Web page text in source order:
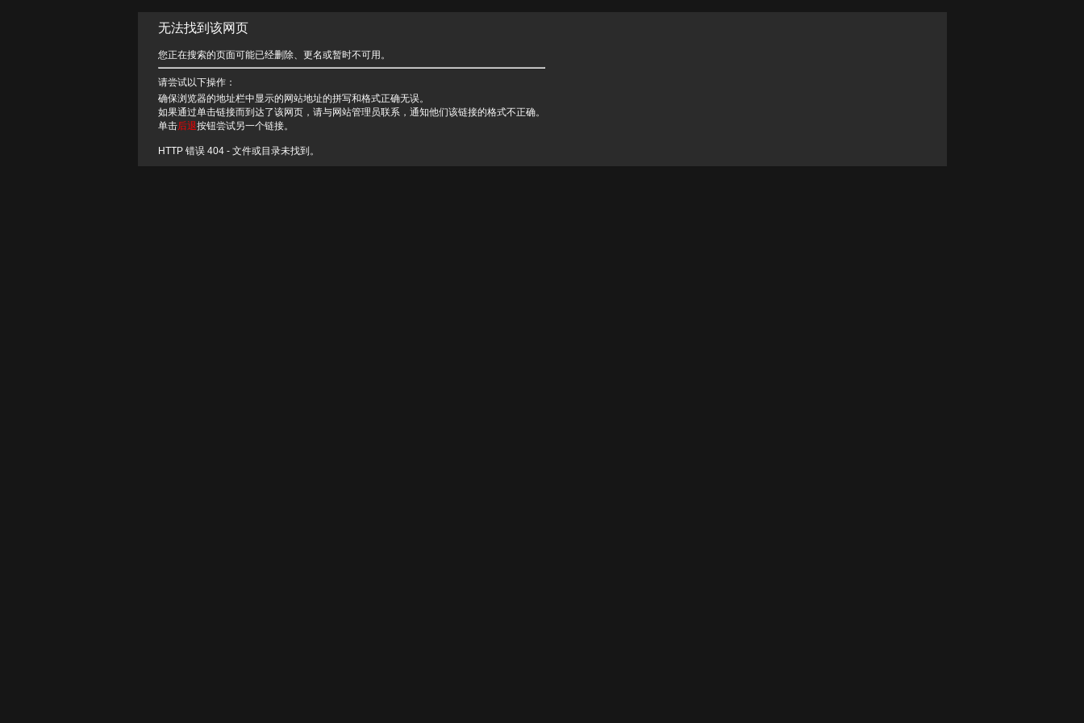
无法找到该网页
您正在搜索的页面可能已经删除、更名或暂时不可用。
请尝试以下操作：
确保浏览器的地址栏中显示的网站地址的拼写和格式正确无误。
如果通过单击链接而到达了该网页，请与网站管理员联系，通知他们该链接的格式不正确。
单击后退按钮尝试另一个链接。
HTTP 错误 404 - 文件或目录未找到。